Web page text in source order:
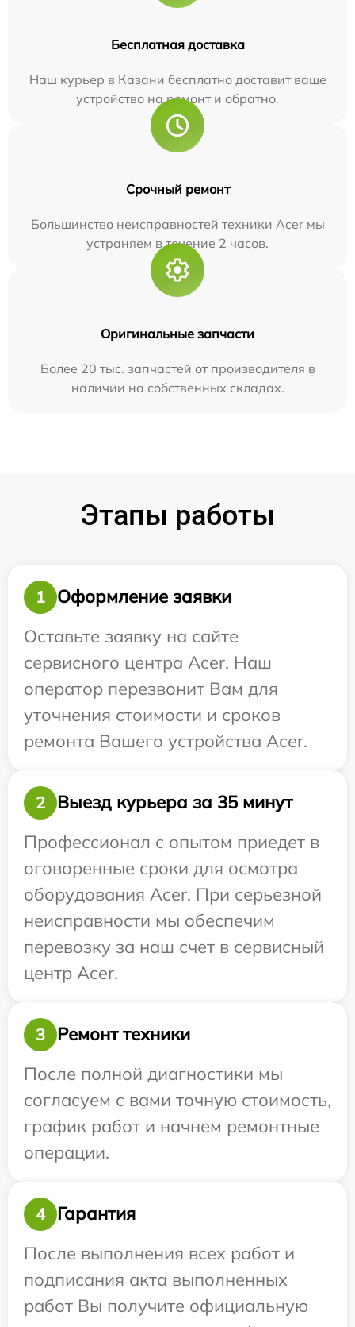
Бесплатная доставка
Наш курьер в Казани бесплатно доставит ваше
устройство на ремонт и обратно.
Срочный ремонт
Большинство неисправностей техники Acer мы
устраняем в течение 2 часов.
Оригинальные запчасти
Более 20 тыс. запчастей от производителя в
наличии на собственных складах.
Этапы работы
1
Оформление заявки
Оставьте заявку на сайте
сервисного центра Acer. Наш
оператор перезвонит Вам для
уточнения стоимости и сроков
ремонта Вашего устройства Acer.
2
Выезд курьера за 35 минут
Профессионал с опытом приедет в
оговоренные сроки для осмотра
оборудования Acer. При серьезной
неисправности мы обеспечим
перевозку за наш счет в сервисный
центр Acer.
3
Ремонт техники
После полной диагностики мы
согласуем с вами точную стоимость,
график работ и начнем ремонтные
операции.
4
Гарантия
После выполнения всех работ и
подписания акта выполненных
работ Вы получите официальную